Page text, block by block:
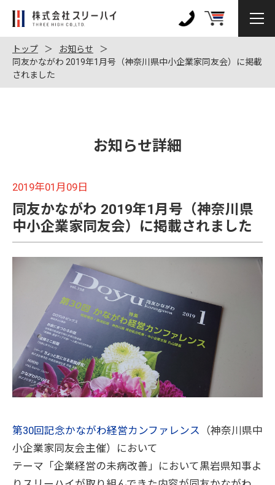
株
会
社
ス
リ
128
トップ
お知らせ
同友かながわ 2019年1月号（神奈川県中小企業家同友会）に掲載
されました
お知らせ詳細
2019年01月09日
同友かながわ 2019年1月号（神奈川県
中小企業家同友会）に掲載されました
第30回記念かながわ経営カンファレンス （神奈川県中
小企業家同友会主催）において
テーマ「企業経営の未病改善」において黒岩県知事よ